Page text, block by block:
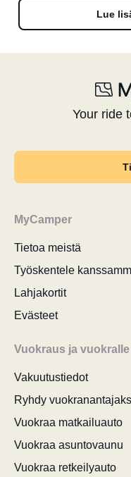
Lue
Your ride
MyCamper
Tietoa meistä
Työskentele
Lahjakortit
Evästeet
Vuokraus ja
Vakuutustiedot
Ryhdy
Vuokraa matkailuauto
Vuokraa asuntovaunu
Vuokraa retkeilyauto